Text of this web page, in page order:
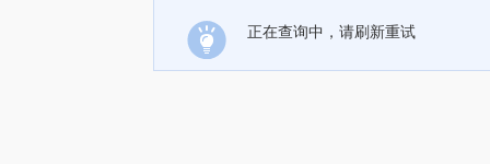
正在查询中，请刷新重试